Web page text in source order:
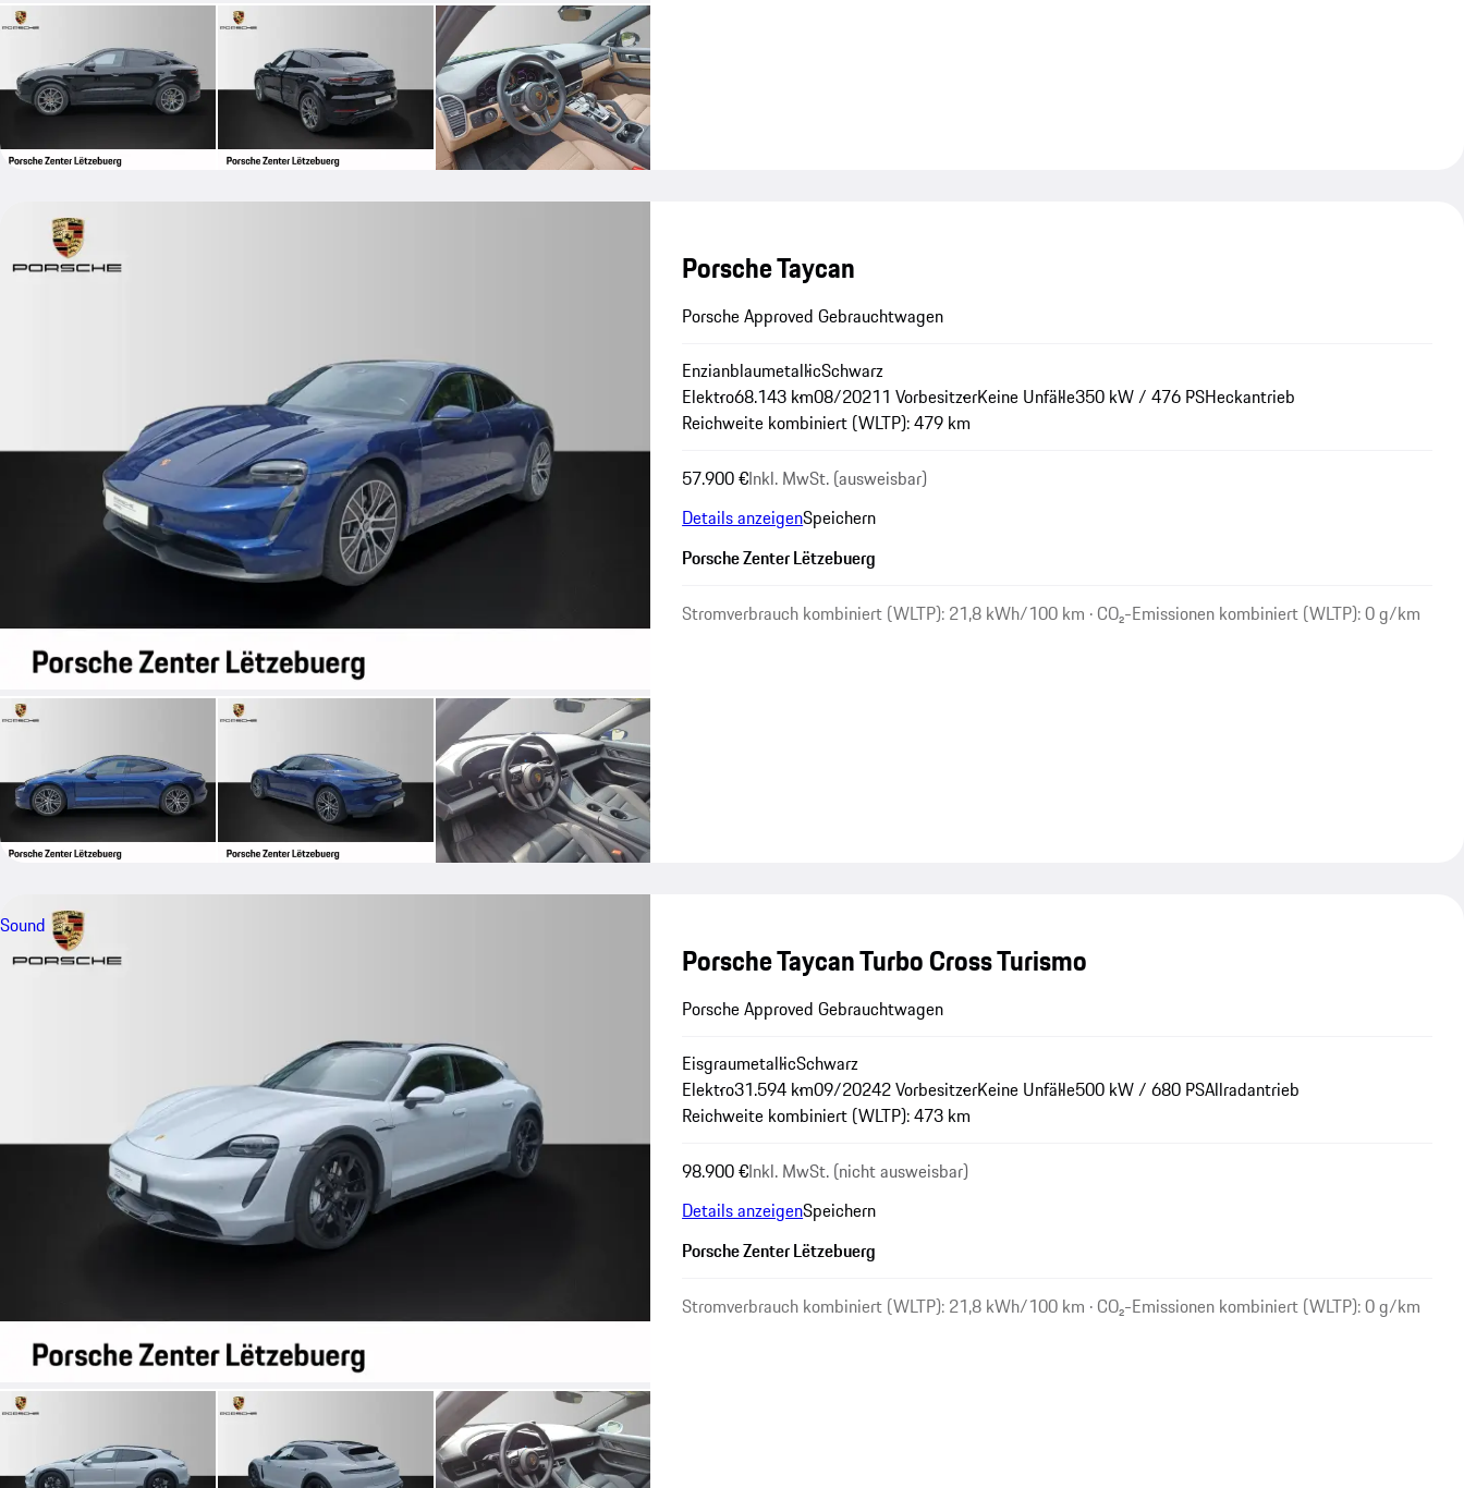
Porsche Taycan
Porsche Approved Gebrauchtwagen
EnzianblaumetallicSchwarz
Elektro68.143 km08/20211 VorbesitzerKeine Unfälle350 kW / 476 PSHeckantrieb
Reichweite kombiniert (WLTP): 479 km
57.900 €Inkl. MwSt. (ausweisbar)
Details anzeigenSpeichern
Porsche Zenter Lëtzebuerg
Stromverbrauch kombiniert (WLTP): 21,8 kWh/100 km · CO₂-Emissionen kombiniert (WLTP): 0 g/km
Sound
Porsche Taycan Turbo Cross Turismo
Porsche Approved Gebrauchtwagen
EisgraumetallicSchwarz
Elektro31.594 km09/20242 VorbesitzerKeine Unfälle500 kW / 680 PSAllradantrieb
Reichweite kombiniert (WLTP): 473 km
98.900 €Inkl. MwSt. (nicht ausweisbar)
Details anzeigenSpeichern
Porsche Zenter Lëtzebuerg
Stromverbrauch kombiniert (WLTP): 21,8 kWh/100 km · CO₂-Emissionen kombiniert (WLTP): 0 g/km